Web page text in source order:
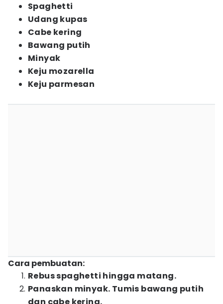
Spaghetti
Udang kupas
Cabe kering
Bawang putih
Minyak
Keju mozarella
Keju parmesan
Cara pembuatan:
Rebus spaghetti hingga matang.
Panaskan minyak. Tumis bawang putih